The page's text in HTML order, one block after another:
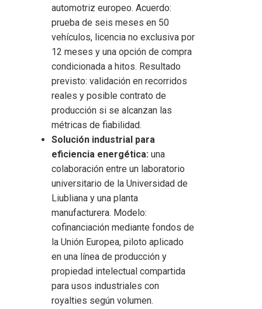
automotriz europeo. Acuerdo:
prueba de seis meses en 50
vehículos, licencia no exclusiva por
12 meses y una opción de compra
condicionada a hitos. Resultado
previsto: validación en recorridos
reales y posible contrato de
producción si se alcanzan las
métricas de fiabilidad.
Solución industrial para
eficiencia energética: una
colaboración entre un laboratorio
universitario de la Universidad de
Liubliana y una planta
manufacturera. Modelo:
cofinanciación mediante fondos de
la Unión Europea, piloto aplicado
en una línea de producción y
propiedad intelectual compartida
para usos industriales con
royalties según volumen.